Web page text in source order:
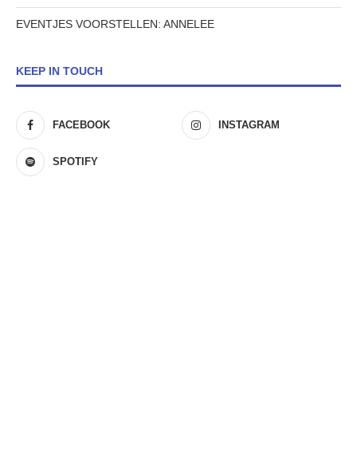
EVENTJES VOORSTELLEN: ANNELEE
KEEP IN TOUCH
FACEBOOK INSTAGRAM
SPOTIFY